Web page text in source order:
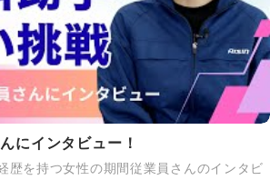
にインタビュー！
歴を持つ女性の期間従業員さんのインタビ